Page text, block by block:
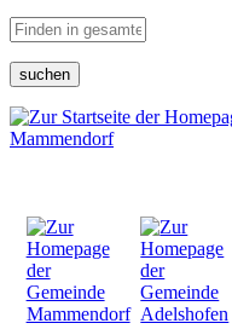
suchen